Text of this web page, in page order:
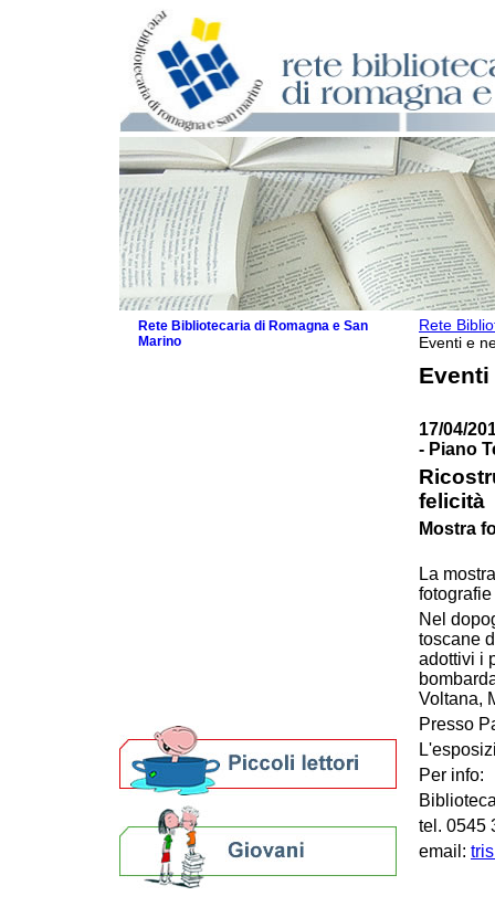
Rete
Eventi e
Eventi
17/04/
- Piano
felicità
Mostra
La
Nel
toscane
adottivi i
Voltana,
Presso
Per info:
tel. 0545
email:
Rete Bibliotecaria di Romagna e San
Marino